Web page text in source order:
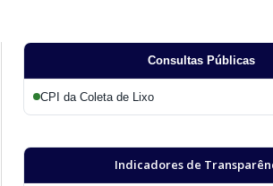
Consultas Públicas
CPI da Coleta de Lixo
Indicadores de